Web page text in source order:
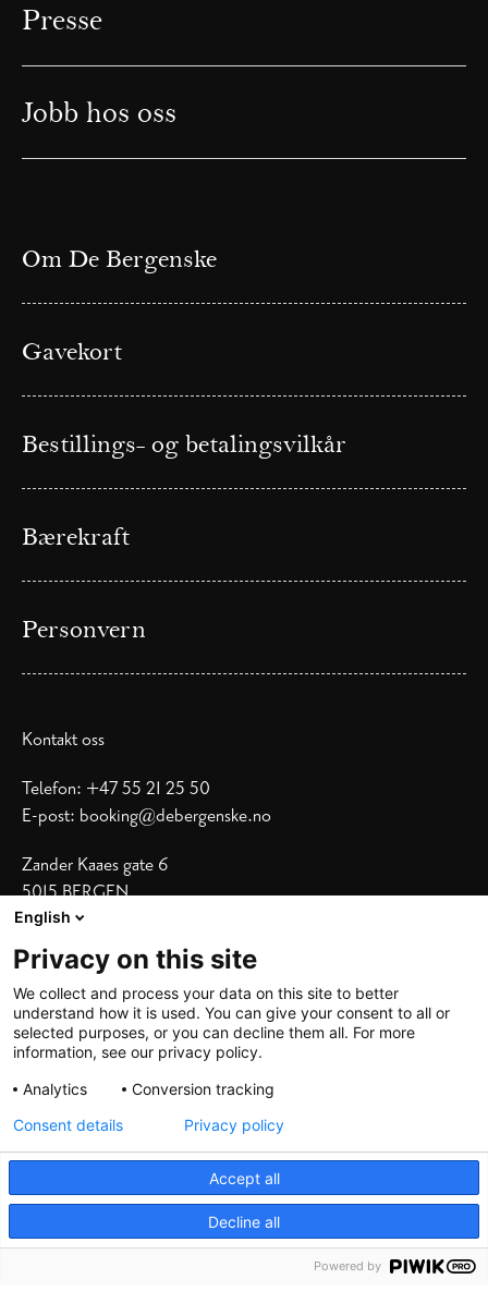
Presse
Jobb hos oss
Om De Bergenske
Gavekort
Bestillings- og betalingsvilkår
Bærekraft
Personvern
Kontakt oss
Telefon: +47 55 21 25 50
E-post: booking@debergenske.no
Zander Kaaes gate 6
5015 BERGEN
Vis adresse i kart
Våre hoteller
Bergen Børs|Grand Terminus
Villa Terminus|Zander K|Heimen
©2026 De Bergenske, all rights reserved
English
Privacy on this site
We collect and process your data on this site to better
understand how it is used. You can give your consent to all or
selected purposes, or you can decline them all. For more
information, see our privacy policy.
Analytics
Conversion tracking
Accept all
Decline all
Consent details Privacy policy
Powered by